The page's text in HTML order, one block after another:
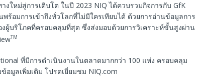
งใหม่สู่การเติบโต ในปี 2023 NIQ ได้ควบรวมกิจการกับ GfK
ร้อมการเข้าถึงทั่วโลกที่ไม่มีใครเทียบได้ ด้วยการอ่านข้อมูลการ
ผู้บริโภคที่ครอบคลุมที่สุด ซึ่งส่งมอบด้วยการวิเคราะห์ขั้นสูงผ่าน
TM
ที่มีการดําเนินงานในตลาดมากกว่า 100 แห่ง ครอบคลุม
อมูลเพิ่มเติม โปรดเยี่ยมชม NIQ.com